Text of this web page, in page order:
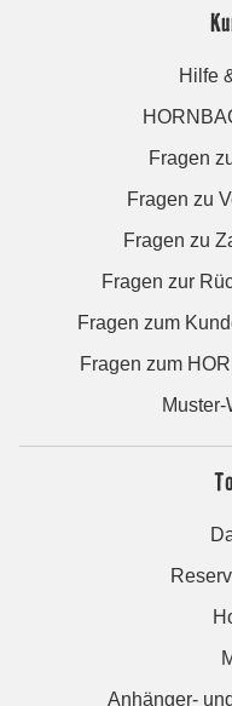
Hilfe
Fragen
Fragen zu
Fragen zu
Fragen zur
Fragen zum
Fragen zum
Anhänger-